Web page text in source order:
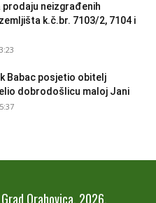
prodaju neizgrađenih
k.č.br. 7103/2, 7104 i
Babac posjetio obitelj
dobrodošlicu maloj Jani
Orahovica, 2026.